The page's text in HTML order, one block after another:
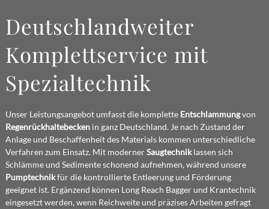
Deutschlandweiter
Komplettservice mit
Spezialtechnik
Unser Leistungsangebot umfasst die komplette Entschlammungvon
Regenrückhaltebeckenin ganz Deutschland. Je nach Zustand der
Anlage und Beschaffenheit des Materials kommen unterschiedliche
Verfahren zum Einsatz. Mit modernerSaugtechniklassen sich
Schlämme und Sedimente schonend aufnehmen, während unsere
Pumptechnikfür die kontrollierte Entleerung und Förderung
geeignet ist. Ergänzend können Long Reach Bagger und Krantechnik
eingesetzt werden, wenn Reichweite und präzises Arbeiten gefragt